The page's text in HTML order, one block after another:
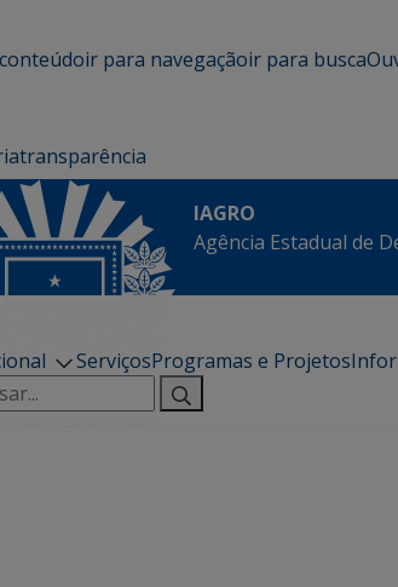
ir para navegaçãoir para busca
transparência
IAGRO
Agência Estadual de
ServiçosProgramas e Projetos